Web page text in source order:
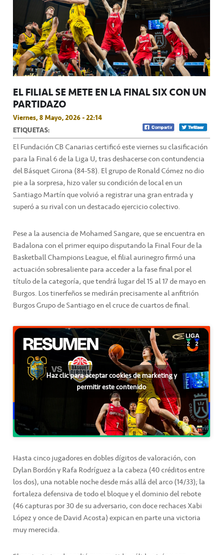
EL FILIAL SE METE EN LA FINAL SIX CON UN
PARTIDAZO
Viernes, 8 Mayo, 2026 - 22:14
ETIQUETAS:
El Fundación CB Canarias certificó este viernes su clasificación
para la Final 6 de la Liga U, tras deshacerse con contundencia
del Básquet Girona (84-58). El grupo de Ronald Cómez no dio
pie a la sorpresa, hizo valer su condición de local en un
Santiago Martín que volvió a registrar una gran entrada y
superó a su rival con un destacado ejercicio colectivo.
Pese a la ausencia de Mohamed Sangare, que se encuentra en
Badalona con el primer equipo disputando la Final Four de la
Basketball Champions League, el filial aurinegro firmó una
actuación sobresaliente para acceder a la fase final por el
título de la categoría, que tendrá lugar del 15 al 17 de mayo en
Burgos. Los tinerfeños se medirán precisamente al anfitrión
Burgos Grupo de Santiago en el cruce de cuartos de final.
Haz clic para aceptar cookies de marketing y
permitir este contenido
Hasta cinco jugadores en dobles dígitos de valoración, con
Dylan Bordón y Rafa Rodríguez a la cabeza (40 créditos entre
los dos), una notable noche desde más allá del arco (14/33); la
fortaleza defensiva de todo el bloque y el dominio del rebote
(46 capturas por 30 de su adversario, con doce rechaces Xabi
López y once de David Acosta) expican en parte una victoria
muy merecida.